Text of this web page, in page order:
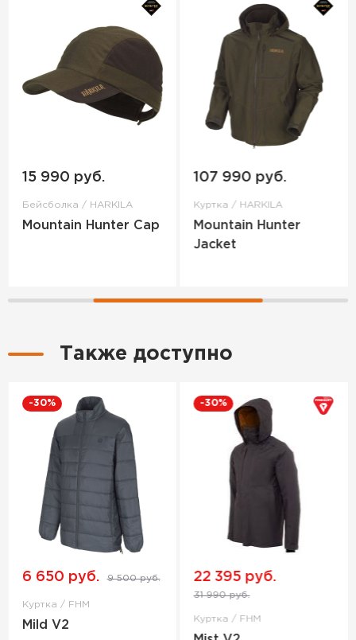
15 990 руб.
Бейсболка / HARKILA
Mountain Hunter Cap
107 990 руб.
Куртка / HARKILA
Mountain Hunter
Jacket
Также доступно
-30%
6 650 руб. 9 500 руб.
Куртка / FHM
Mild V2
-30%
22 395 руб.
31 990 руб.
Куртка / FHM